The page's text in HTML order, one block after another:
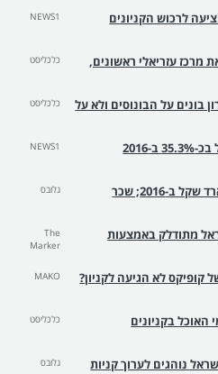
לרכוש הקניונים NEWS1
מרכז עזריאלי ראשונים,
כלכליסט
בונים על הבונוסים ולא על
כלכליסט
2016
NEWS1
מליסרון הרוויחה כמיליארד שקל ב-2016; שכר
גלובס
מתודלק באמצעות
The
Marker
לא הגיעה לקניון? MAKO
האוכל בקניונים כלכליסט
ישראל נוהגים לערוך קניות
גלובס